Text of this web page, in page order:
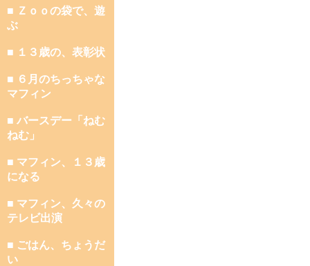
■ Ｚｏｏの袋で、遊
ぶ
■ １３歳の、表彰状
■ ６月のちっちゃな
マフィン
■ バースデー「ねむ
ねむ」
■ マフィン、１３歳
になる
■ マフィン、久々の
テレビ出演
■ ごはん、ちょうだ
い